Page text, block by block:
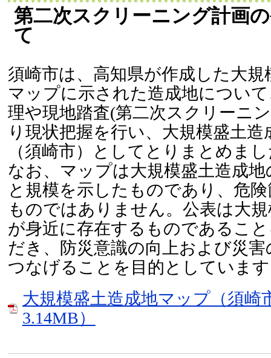
第二次スクリーニング計画
て
須崎市は、高知県が作成した大規
マップに示された造成地につい
理や現地踏査(第二次スクリーニ
り現状把握を行い、大規模盛土造
（須崎市）としてとりまとめま
なお、マップは大規模盛土造成
と規模を示したものであり、危
ものではありません。公表は大
が身近に存在するものであるこ
だき、防災意識の向上および災
つなげることを目的としていま
大規模盛土造成地マップ（須崎
3.14MB）